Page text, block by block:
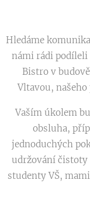
Hledáme
námi rádi podíleli
Bistro v
Vltavou,
Vaším úkolem
obsluha,
jednoduchých
udržování čistoty
studenty VŠ,